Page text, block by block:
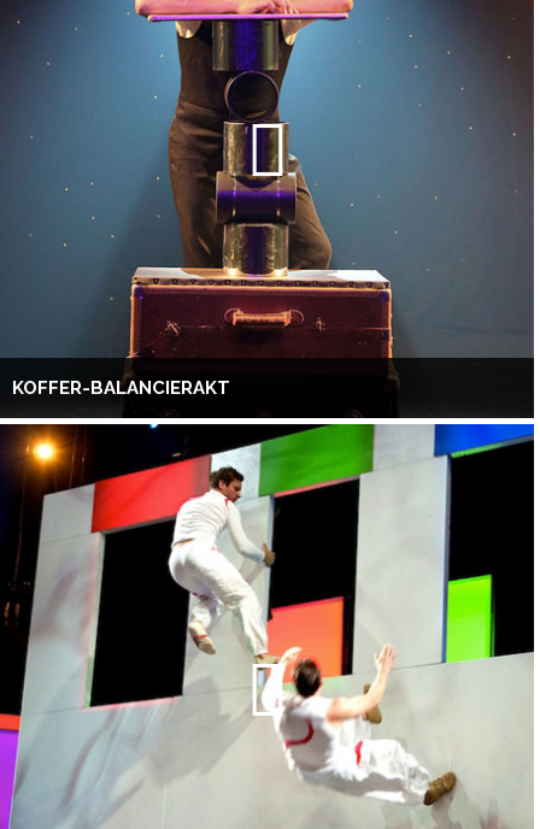
KOFFER-BALANCIERAKT